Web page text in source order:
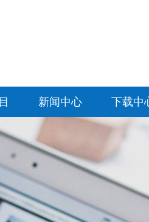
新闻中心 下载中